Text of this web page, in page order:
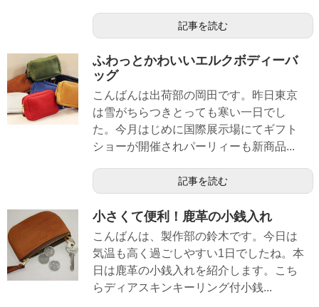
記事を読む
ふわっとかわいいエルクボディーバ
ッグ
こんばんは出荷部の岡田です。昨日東京
は雪がちらつきとっても寒い一日でし
た。今月はじめに国際展示場にてギフト
ショーが開催されパーリィーも新商品...
記事を読む
小さくて便利！鹿革の小銭入れ
こんばんは、製作部の鈴木です。今日は
気温も高く過ごしやすい1日でしたね。本
日は鹿革の小銭入れを紹介します。こち
らディアスキンキーリング付小銭...